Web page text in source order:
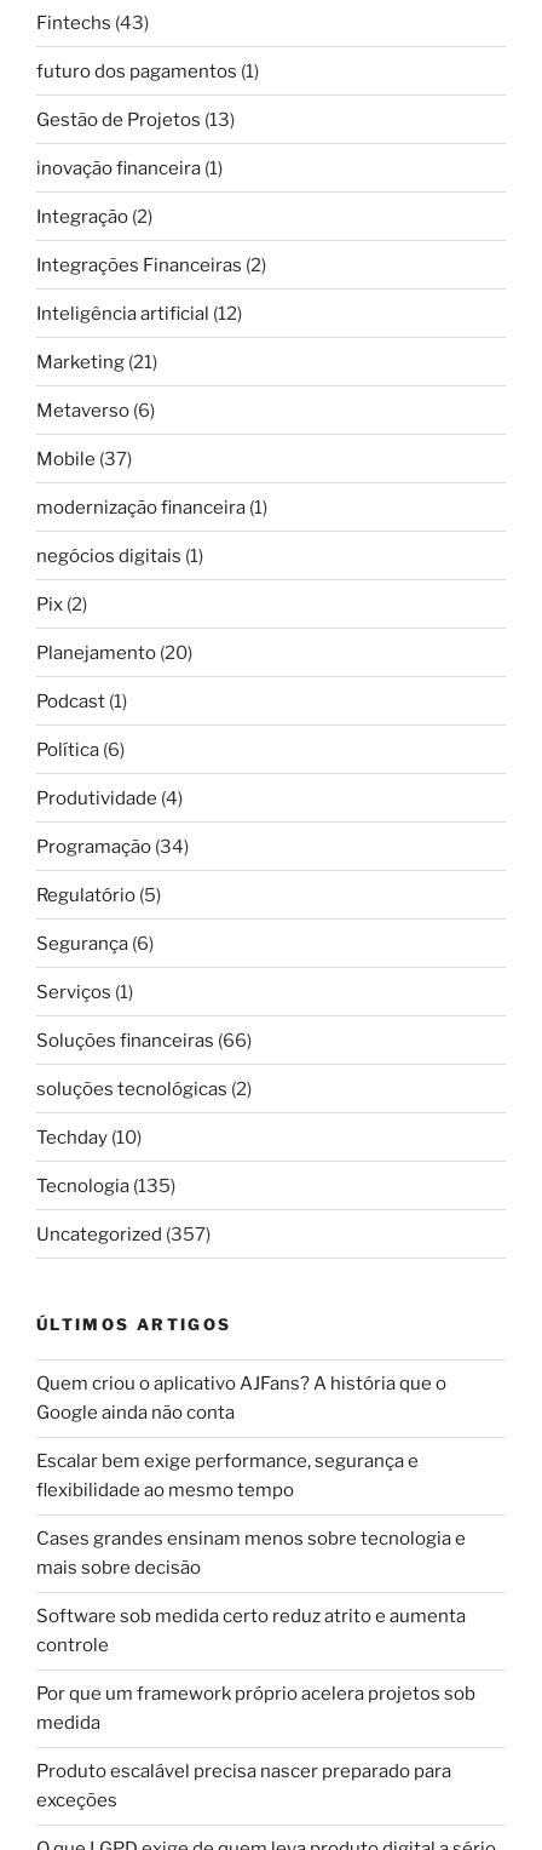
Fintechs (43)
futuro dos pagamentos (1)
Gestão de Projetos (13)
inovação financeira (1)
Integração (2)
Integrações Financeiras (2)
Inteligência artificial (12)
Marketing (21)
Metaverso (6)
Mobile (37)
modernização financeira (1)
negócios digitais (1)
Pix (2)
Planejamento (20)
Podcast (1)
Política (6)
Produtividade (4)
Programação (34)
Regulatório (5)
Segurança (6)
Serviços (1)
Soluções financeiras (66)
soluções tecnológicas (2)
Techday (10)
Tecnologia (135)
Uncategorized (357)
ÚLTIMOS ARTIGOS
Quem criou o aplicativo AJFans? A história que o
Google ainda não conta
Escalar bem exige performance, segurança e
flexibilidade ao mesmo tempo
Cases grandes ensinam menos sobre tecnologia e
mais sobre decisão
Software sob medida certo reduz atrito e aumenta
controle
Por que um framework próprio acelera projetos sob
medida
Produto escalável precisa nascer preparado para
exceções